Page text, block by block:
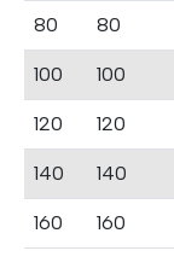
80 80
100 100
120 120
140 140
160 160